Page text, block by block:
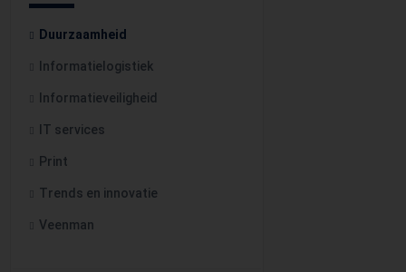
Duurzaamheid
Informatielogistiek
Informatieveiligheid
IT services
Print
Trends en innovatie
Veenman